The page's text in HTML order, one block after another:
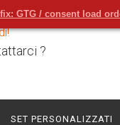
GTG / consent load
?
SET PERSONALIZZATI